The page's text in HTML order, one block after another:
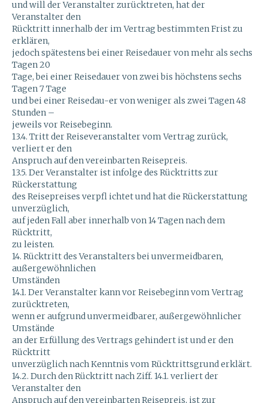
und will der Veranstalter zurücktreten, hat der
Veranstalter den
Rücktritt innerhalb der im Vertrag bestimmten Frist zu
erklären,
jedoch spätestens bei einer Reisedauer von mehr als sechs
Tagen 20
Tage, bei einer Reisedauer von zwei bis höchstens sechs
Tagen 7 Tage
und bei einer Reisedau-er von weniger als zwei Tagen 48
Stunden –
jeweils vor Reisebeginn.
13.4. Tritt der Reiseveranstalter vom Vertrag zurück,
verliert er den
Anspruch auf den vereinbarten Reisepreis.
13.5. Der Veranstalter ist infolge des Rücktritts zur
Rückerstattung
des Reisepreises verpfl ichtet und hat die Rückerstattung
unverzüglich,
auf jeden Fall aber innerhalb von 14 Tagen nach dem
Rücktritt,
zu leisten.
14. Rücktritt des Veranstalters bei unvermeidbaren,
außergewöhnlichen
Umständen
14.1. Der Veranstalter kann vor Reisebeginn vom Vertrag
zurücktreten,
wenn er aufgrund unvermeidbarer, außergewöhnlicher
Umstände
an der Erfüllung des Vertrags gehindert ist und er den
Rücktritt
unverzüglich nach Kenntnis vom Rücktrittsgrund erklärt.
14.2. Durch den Rücktritt nach Ziff. 14.1. verliert der
Veranstalter den
Anspruch auf den vereinbarten Reisepreis, ist zur